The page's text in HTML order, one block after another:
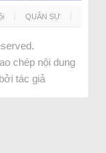
QUÂN SỰ
chép nội dung
tác giả